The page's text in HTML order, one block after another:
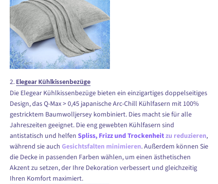
2. Elegear Kühlkissenbezüge
Die Elegear Kühlkissenbezüge bieten ein einzigartiges doppelseitiges
Design, das Q-Max > 0,45 japanische Arc-Chill Kühlfasern mit 100%
gestricktem Baumwolljersey kombiniert. Dies macht sie für alle
Jahreszeiten geeignet. Die eng gewebten Kühlfasern sind
antistatisch und helfen Spliss, Frizz und Trockenheitzu reduzieren,
während sie auch Gesichtsfalten minimieren. Außerdem können Sie
die Decke in passenden Farben wählen, um einen ästhetischen
Akzent zu setzen, der Ihre Dekoration verbessert und gleichzeitig
Ihren Komfort maximiert.